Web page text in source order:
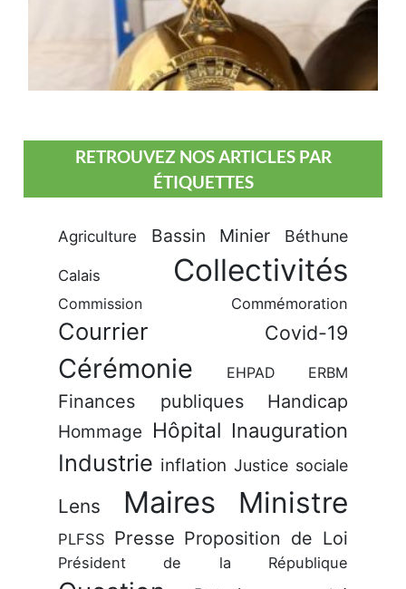
RETROUVEZ NOS ARTICLES PAR
ÉTIQUETTES
Agriculture Bassin Minier Béthune
Calais Collectivités
Commission Commémoration
Courrier Covid-19
Cérémonie EHPAD ERBM
Finances publiques Handicap
Hommage Hôpital Inauguration
Industrie inflation Justice sociale
Lens Maires Ministre
PLFSS Presse Proposition de Loi
Président de la République